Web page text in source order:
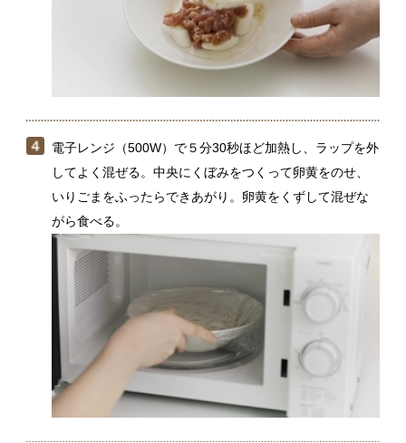
いりごまをふったらできあがり。卵黄をくずして混ぜな
加熱ムラができないように、1人分ずつ加熱してくださ
い。きざみ海苔をトッピングして、アレンジするのも
おすすめです。